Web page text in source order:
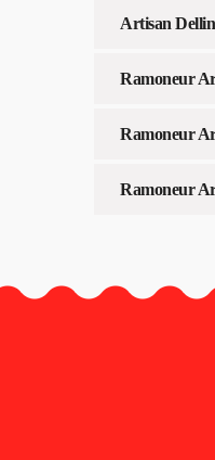
Artisan
Ramoneur
Ramoneur
Ramoneur